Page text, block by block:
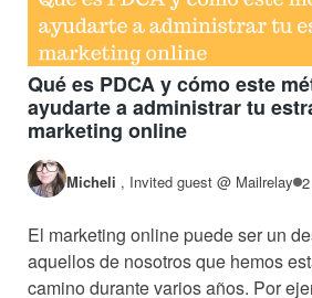
Qué es PDCA y cómo este
ayudarte a administrar tu
marketing online
Micheli , Invited guest @ Mailrelay
El marketing online puede ser un
aquellos de nosotros que hemos
camino durante varios años. Por